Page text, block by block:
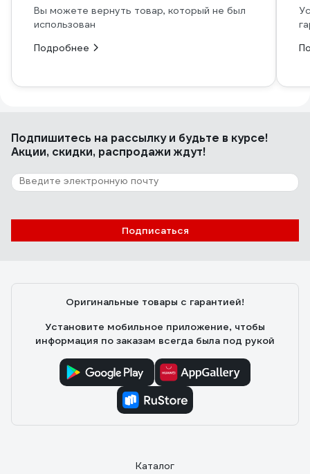
Вы можете вернуть товар, который не был
использован
Подробнее
Подпишитесь на рассылкуи будьте в курсе!
Акции, скидки, распродажи ждут!
Подписаться
Оригинальные товары с гарантией!
Установите мобильное приложение, чтобы
информация по заказам всегда была под рукой
Каталог